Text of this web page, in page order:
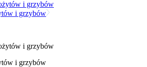
i grzybów
i grzybów